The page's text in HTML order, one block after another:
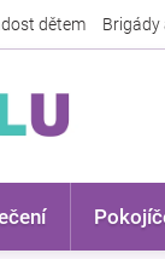
dětem Brigády